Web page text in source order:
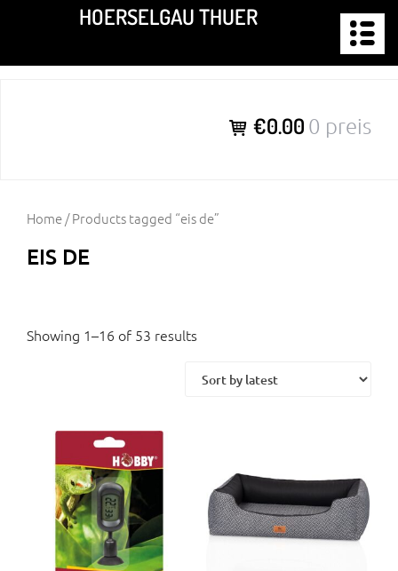
springen
HOERSELGAU THUER
€0.00 0 preis
Home/ Products tagged “eis de”
EIS DE
Showing 1–16 of 53 results